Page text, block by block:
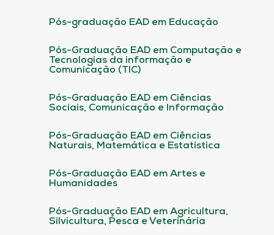
Pós-graduação EAD em Educação
Pós-Graduação EAD em Computação e
Tecnologias da informação e
Comunicação (TIC)
Pós-Graduação EAD em Ciências
Sociais, Comunicação e Informação
Pós-Graduação EAD em Ciências
Naturais, Matemática e Estatística
Pós-Graduação EAD em Artes e
Humanidades
Pós-Graduação EAD em Agricultura,
Silvicultura, Pesca e Veterinária